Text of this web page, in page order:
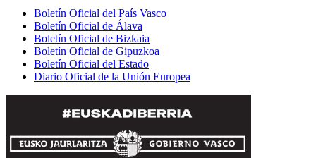
Boletín Oficial del País Vasco
Boletín Oficial de Álava
Boletín Oficial de Bizkaia
Boletín Oficial de Gipuzkoa
Boletín Oficial del Estado
Diario Oficial de la Unión Europea